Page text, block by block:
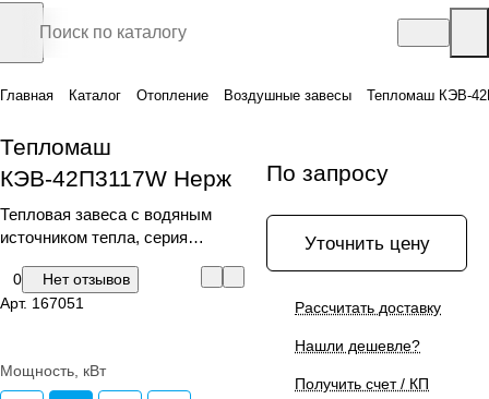
Главная Каталог Отопление Воздушные завесы Тепломаш КЭВ-
Тепломаш
КЭВ-42П3117W Нерж
Тепловая завеса с водяным
источником тепла, серия
0
Нет отзывов
Арт. 167051
Мощность, кВт
По запросу
Уточнить цену
Рассчитать доставку
Нашли дешевле?
Получить счет / КП